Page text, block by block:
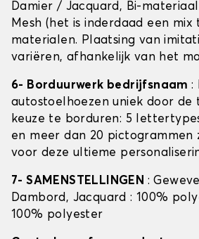
Damier / Jacquard, Bi-
Mesh (het is inderdaad een mix
materialen. Plaatsing van
variëren, afhankelijk van het
6- Borduurwerk bedrijfsnaam:
autostoelhoezen uniek door de
keuze te borduren: 5
en meer dan 20 pictogrammen
voor deze ultieme
7- SAMENSTELLINGEN :
Dambord, Jacquard : 100%
100% polyester